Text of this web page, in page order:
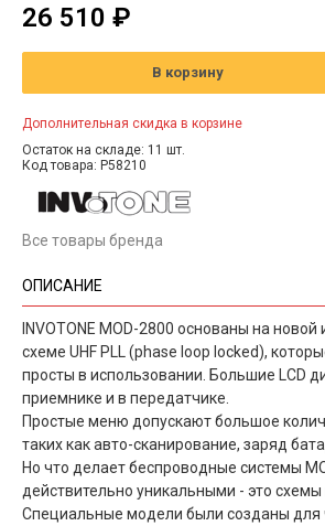
26 510 ₽
В корзину
Дополнительная скидка в корзине
Остаток на складе: 11 шт.
Код товара: P58210
Все товары бренда
ОПИСАНИЕ
INVOTONE MOD-2800 основаны на
схеме UHF PLL (phase loop locked),
просты в использовании. Большие LCD
приемнике и в передатчике.
Простые меню допускают большое
таких как авто-сканирование, заряд
Но что делает беспроводные системы
действительно уникальными - это
Специальные модели были созданы для